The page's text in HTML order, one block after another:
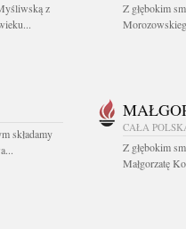
z
Z głębokim
składamy
CAŁA
Z głębokim
Małgorzatę